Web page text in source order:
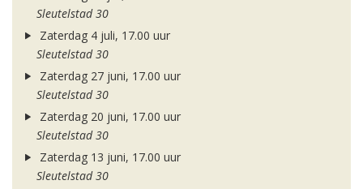
Sleutelstad 30
Zaterdag 4 juli, 17.00 uur
Sleutelstad 30
Zaterdag 27 juni, 17.00 uur
Sleutelstad 30
Zaterdag 20 juni, 17.00 uur
Sleutelstad 30
Zaterdag 13 juni, 17.00 uur
Sleutelstad 30